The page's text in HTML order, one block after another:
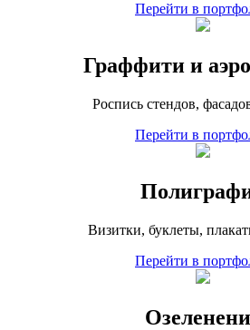
Перейти в
Граффити и
Роспись стендов,
Перейти в
Визитки, буклеты,
Перейти в